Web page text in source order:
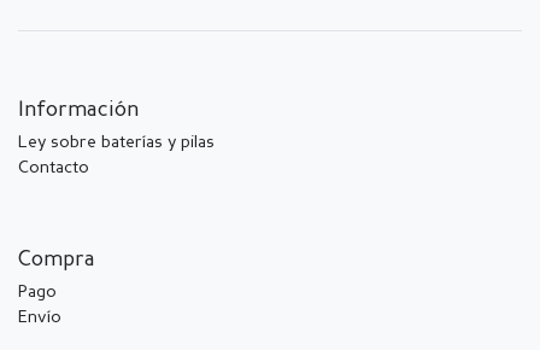
Información
Ley sobre baterías y pilas
Contacto
Compra
Pago
Envío